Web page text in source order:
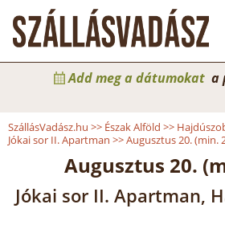
Add meg a dátumokat a
SzállásVadász.hu >> Észak Alföld >>
Jókai sor II. Apartman >>Augusztus 20. (min.
Augusztus 20.
Jókai sor II. Apartman,